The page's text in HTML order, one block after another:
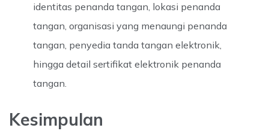
identitas penanda tangan, lokasi penanda
tangan, organisasi yang menaungi penanda
tangan, penyedia tanda tangan elektronik,
hingga detail sertifikat elektronik penanda
tangan.
Kesimpulan